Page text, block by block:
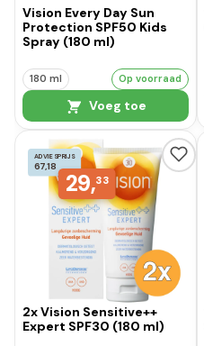
Vision Every Day Sun
Protection SPF50 Kids
Spray (180 ml)
180 ml Op voorraad
Voeg toe
ADVIESPRIJS
67,18
29,33
2x Vision Sensitive++
Expert SPF30 (180 ml)